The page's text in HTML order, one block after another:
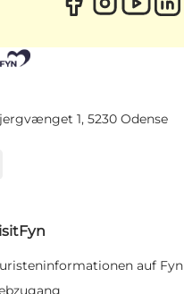
1, 5230 Odense
auswählen
auf Fyn